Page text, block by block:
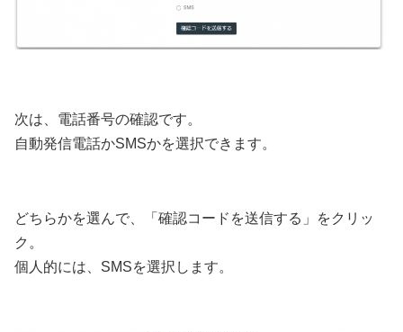
次は、電話番号の確認です。
自動発信電話かSMSかを選択できます。
どちらかを選んで、「確認コードを送信する」をクリッ
ク。
個人的には、SMSを選択します。